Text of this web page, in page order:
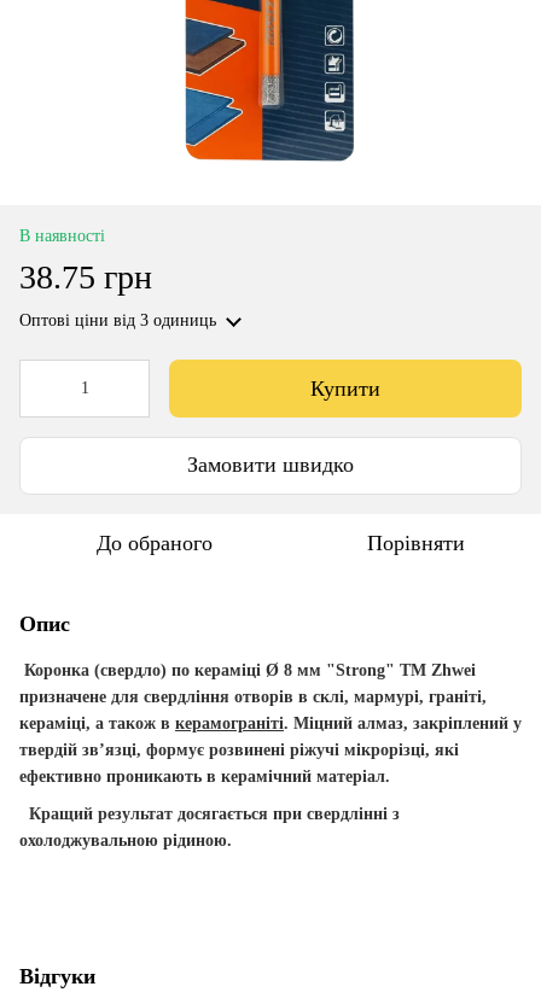
В наявності
38.75 грн
Оптові ціни від 3 одиниць
Купити
Замовити швидко
До обраного Порівняти
Опис
Коронка (свердло) по кераміці Ø 8 мм "Strong" ТМ Zhwei
призначене для свердління отворів в склі, мармурі, граніті,
кераміці, а також в керамограніті. Міцний алмаз, закріплений у
твердій зв’язці, формує розвинені ріжучі мікрорізці, які
ефективно проникають в керамічний матеріал.
Кращий результат досягається при свердлінні з
охолоджувальною рідиною.
Відгуки